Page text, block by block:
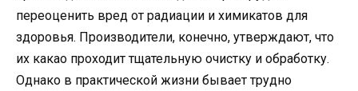
переоценить вред от радиации и химикатов для
здоровья. Производители, конечно, утверждают, что
их какао проходит тщательную очистку и обработку.
Однако в практической жизни бывает трудно